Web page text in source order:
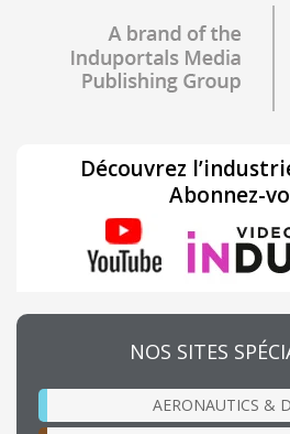
Découvrez
Abonnez-
NOS SITES
AERONAUTICS &